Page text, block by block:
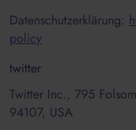
Datenschutzerklärung:
policy
twitter
Twitter Inc., 795
94107, USA